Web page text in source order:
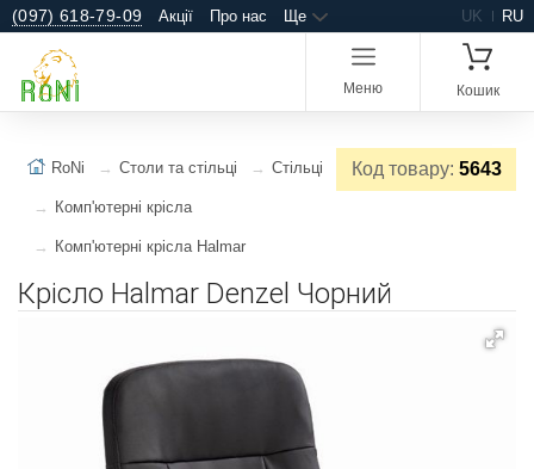
(097) 618-79-09 Акції Про нас Ще UK RU
Меню Кошик
Код товару: 5643
RoNi Столи та стільці Стільці
Комп'ютерні крісла
Комп'ютерні крісла Halmar
Крісло Halmar Denzel Чорний